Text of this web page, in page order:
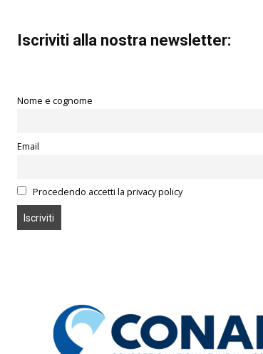
Iscriviti alla nostra newsletter:
Nome e cognome
Email
Procedendo accetti la privacy policy